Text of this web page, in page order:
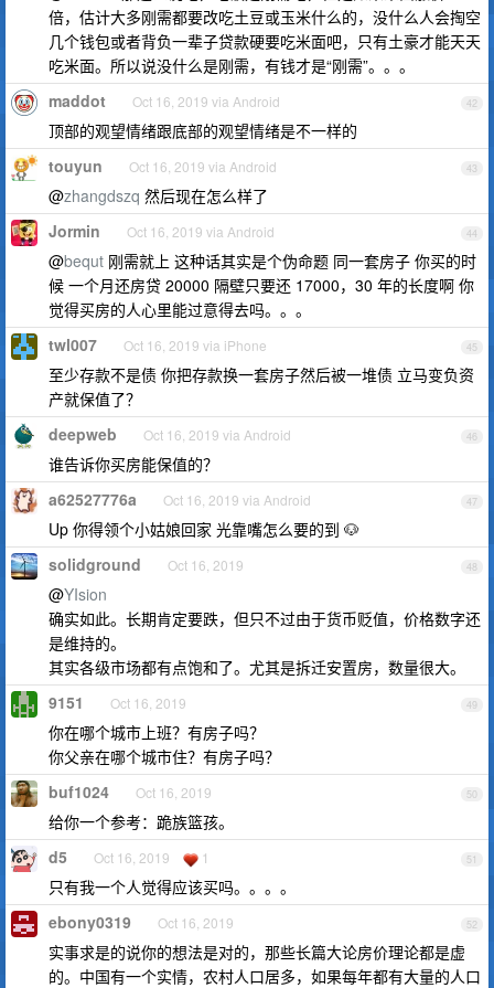
倍，估计大多刚需都要改吃土豆或玉米什么的，没什么人会掏空
几个钱包或者背负一辈子贷款硬要吃米面吧，只有土豪才能天天
吃米面。所以说没什么是刚需，有钱才是“刚需”。。。
42
maddot Oct 16, 2019 via Android
顶部的观望情绪跟底部的观望情绪是不一样的
43
touyun Oct 16, 2019 via Android
@zhangdszq 然后现在怎么样了
44
Jormin Oct 16, 2019 via Android
@bequt 刚需就上 这种话其实是个伪命题 同一套房子 你买的时
候 一个月还房贷 20000 隔壁只要还 17000，30 年的长度啊 你
觉得买房的人心里能过意得去吗。。。
45
twl007 Oct 16, 2019 via iPhone
至少存款不是债 你把存款换一套房子然后被一堆债 立马变负资
产就保值了？
46
deepweb Oct 16, 2019 via Android
谁告诉你买房能保值的？
47
a62527776a Oct 16, 2019 via Android
Up 你得领个小姑娘回家 光靠嘴怎么要的到 🐶
48
solidground Oct 16, 2019
@YIsion
确实如此。长期肯定要跌，但只不过由于货币贬值，价格数字还
是维持的。
其实各级市场都有点饱和了。尤其是拆迁安置房，数量很大。
49
9151 Oct 16, 2019
你在哪个城市上班？有房子吗？
你父亲在哪个城市住？有房子吗？
50
buf1024 Oct 16, 2019
给你一个参考：跪族篮孩。
51
d5 Oct 16, 2019 1
只有我一个人觉得应该买吗。。。。
52
ebony0319 Oct 16, 2019
实事求是的说你的想法是对的，那些长篇大论房价理论都是虚
的。中国有一个实情，农村人口居多，如果每年都有大量的人口